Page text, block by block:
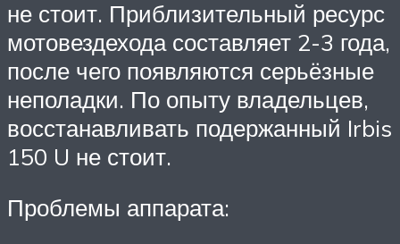
не стоит. Приблизительный ресурс
мотовездехода составляет 2-3 года,
после чего появляются серьёзные
неполадки. По опыту владельцев,
восстанавливать подержанный Irbis
150 U не стоит.
Проблемы аппарата: